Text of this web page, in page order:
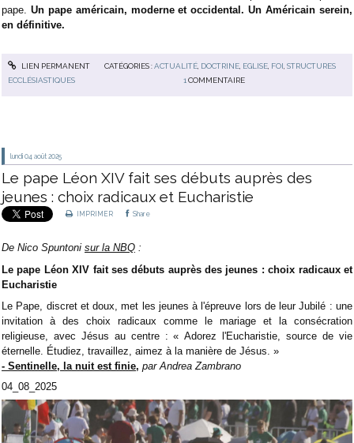
pape. Un pape américain, moderne et occidental. Un Américain serein,
en définitive.
LIEN PERMANENT CATÉGORIES :ACTUALITÉ, DOCTRINE, EGLISE, FOI STRUCTURES
ECCLÉSIASTIQUES
1 COMMENTAIRE
lundi 04 août 2025
Le pape Léon XIV fait ses débuts auprès des
jeunes : choix radicaux et Eucharistie
IMPRIMER Share
De Nico Spuntoni sur la NBQ :
Le pape Léon XIV fait ses débuts auprès des jeunes : choix radicaux et
Eucharistie
Le Pape, discret et doux, met les jeunes à l'épreuve lors de leur Jubilé : une
invitation à des choix radicaux comme le mariage et la consécration
religieuse, avec Jésus au centre : « Adorez l'Eucharistie, source de vie
éternelle. Étudiez, travaillez, aimez à la manière de Jésus. »
- Sentinelle, la nuit est finie, par Andrea Zambrano
04_08_2025